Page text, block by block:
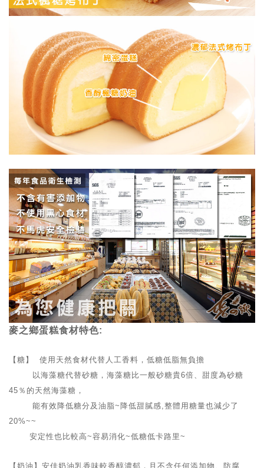
麥之鄉蛋糕食材特色:
【糖】 使用天然食材代替人工香料，低糖低脂無負擔
以海藻糖代替砂糖，海藻糖比一般砂糖貴6倍、甜度為砂糖
45％的天然海藻糖，
能有效降低糖分及油脂~降低甜膩感,整體用糖量也減少了
20%~~
安定性也比較高~容易消化~低糖低卡路里~
【奶油】安佳奶油乳香味較香醇濃郁，且不含任何添加物、防腐